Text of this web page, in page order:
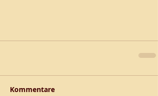
Kommentare